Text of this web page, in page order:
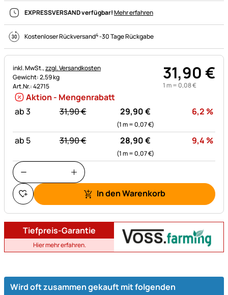
EXPRESSVERSAND verfügbar!Mehr erfahren
Kostenloser Rückversand4-30 Tage Rückgabe
Steuerhinweis:
inkl. MwSt.,zzgl. Versandkosten
Gewicht: 2,59 kg
Art.Nr.: 42715
31,90€
1 m = 0,08€
Aktion - Mengenrabatt
ab 3
statt:
31,90€ 29,90€
(1 m =0,07€)
6,2 %
ab 5 statt:
31,90€ 28,90€
(1 m =0,07€)
9,4 %
In den Warenkorb
Tiefpreis-Garantie
Hier mehr erfahren.
Wird oft zusammen gekauft mit folgenden